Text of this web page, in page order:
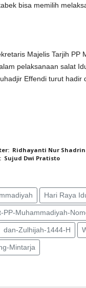
bisa memilih
Majelis Tarjih PP
pelaksanaan salat
Effendi turut hadir
Ridhayanti Nur
Sujud Dwi Pratisto
Hari Raya
PP-Muhammadiyah-
dan-Zulhijah-1444-H
Mintarja